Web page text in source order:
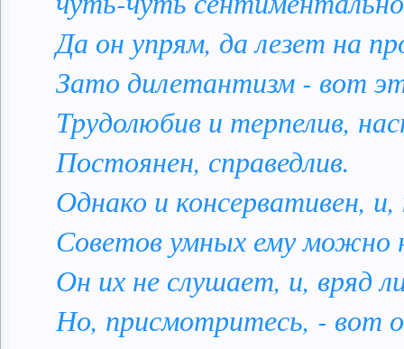
Да он упрям, да лезет на
Зато дилетантизм - вот
Трудолюбив и терпелив,
Постоянен, справедлив.
Однако и консервативен,
Советов умных ему можно
Он их не слушает, и, вряд
Но, присмотритесь, - вот